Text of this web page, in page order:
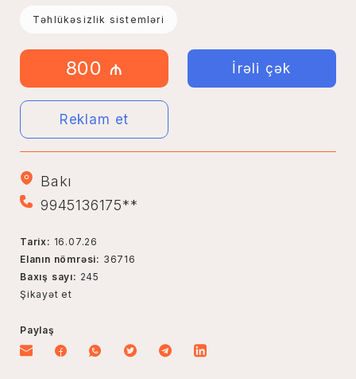
Təhlükəsizlik sistemləri
800 ₼ İrəli çək
Reklam et
Bakı
9945136175**
Tarix: 16.07.26
Elanın nömrəsi: 36716
Baxış sayı: 245
Şikayət et
Paylaş